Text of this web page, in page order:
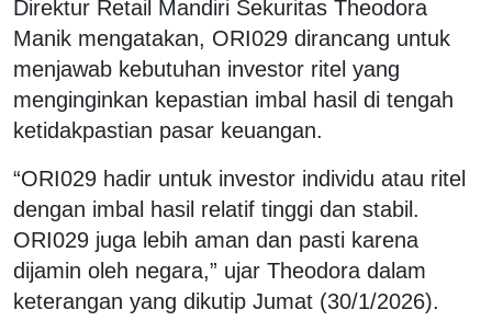
Direktur Retail Mandiri Sekuritas Theodora
Manik mengatakan, ORI029 dirancang untuk
menjawab kebutuhan investor ritel yang
menginginkan kepastian imbal hasil di tengah
ketidakpastian pasar keuangan.
“ORI029 hadir untuk investor individu atau ritel
dengan imbal hasil relatif tinggi dan stabil.
ORI029 juga lebih aman dan pasti karena
dijamin oleh negara,” ujar Theodora dalam
keterangan yang dikutip Jumat (30/1/2026).